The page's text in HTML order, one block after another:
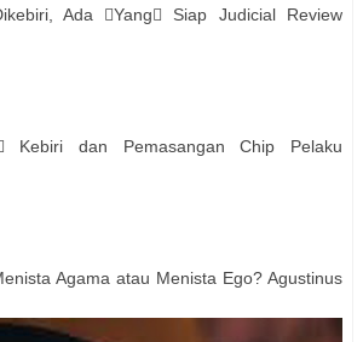
Ada Yang Siap Judicial Review
Kebiri dan Pemasangan Chip Pelaku
Agama atau Menista Ego? Agustinus